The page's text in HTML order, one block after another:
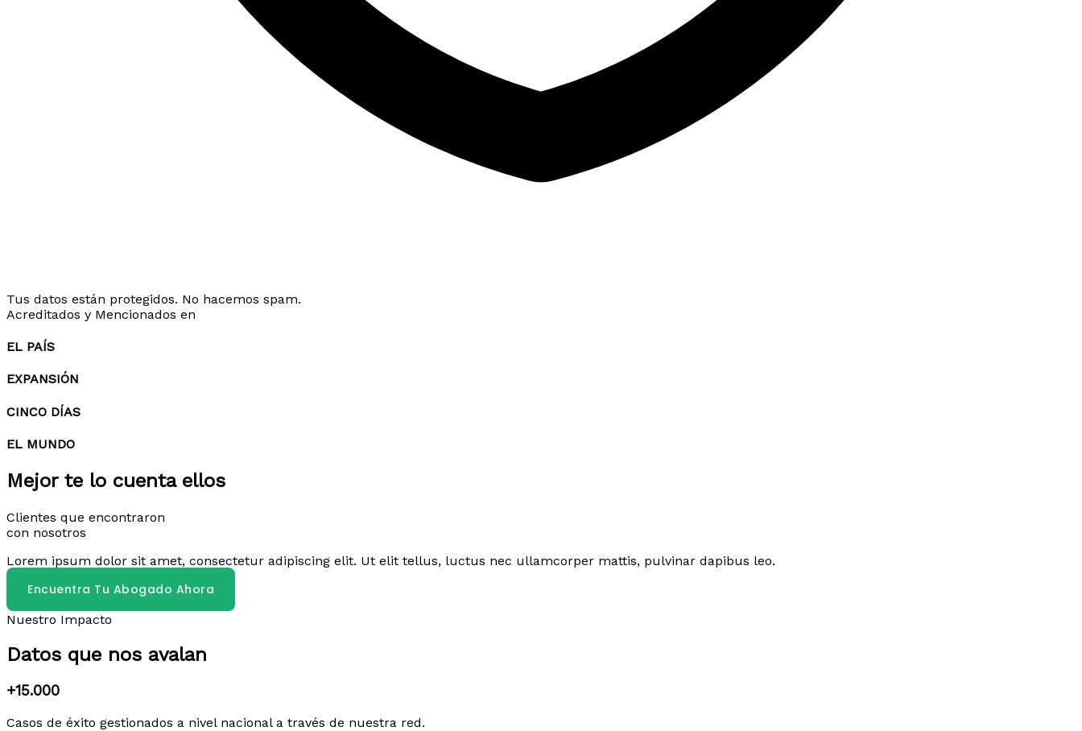
Tus datos están protegidos. No hacemos spam.
Acreditados y Mencionados en
EL PAÍS
EXPANSIÓN
CINCO DÍAS
EL MUNDO
Mejor te lo cuenta ellos
Clientes que encontraron
con nosotros
Lorem ipsum dolor sit amet, consectetur adipiscing elit. Ut elit tellus, luctus nec ullamcorper mattis, pulvinar dapibus leo.
Encuentra Tu Abogado Ahora
Nuestro Impacto
Datos que nos avalan
+15.000
Casos de éxito gestionados a nivel nacional a través de nuestra red.